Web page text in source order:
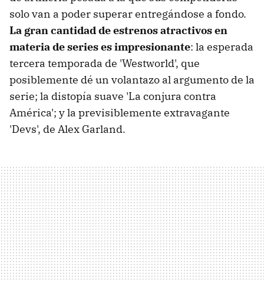
solo van a poder superar entregándose a fondo.
La gran cantidad de estrenos atractivos en
materia de series es impresionante: la esperada
tercera temporada de 'Westworld', que
posiblemente dé un volantazo al argumento de la
serie; la distopía suave 'La conjura contra
América'; y la previsiblemente extravagante
'Devs', de Alex Garland.